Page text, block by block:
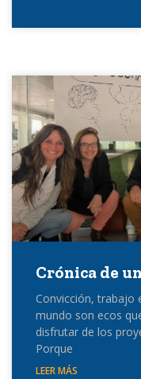
Crónica de
Convicción, trabajo
mundo son ecos
disfrutar de los
Porque
LEER MÁS